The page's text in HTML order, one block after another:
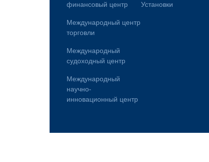
финансовый центр
Международный центр
торговли
Международный
судоходный центр
Международный
научно-
инновационный центр
Установки